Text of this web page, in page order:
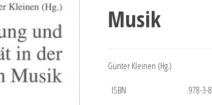
Musik
Günter Kleinen (Hg.)
ISBN
978-3-